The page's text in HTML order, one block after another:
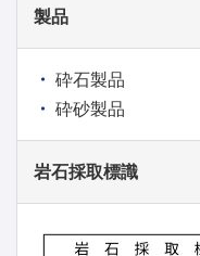
製品
砕石製品
砕砂製品
岩石採取標識